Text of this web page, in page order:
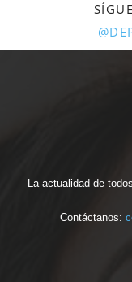
La actualidad de
Contáctanos: